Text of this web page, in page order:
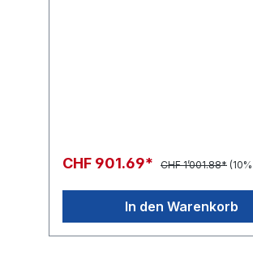
CHF 901.69* CHF 1’001.88*
In den Warenkorb